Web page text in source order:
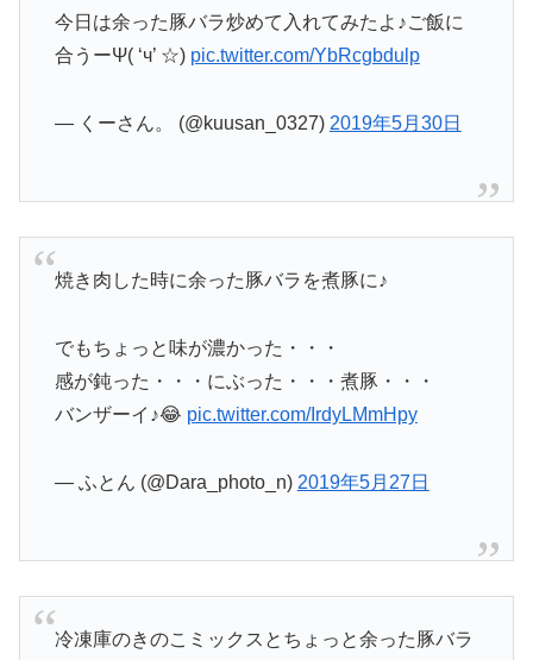
今日は余った豚バラ炒めて入れてみたよ♪ご飯に
合うーΨ( ‘ч’ ☆) pic.twitter.com/YbRcgbdulp
— くーさん。 (@kuusan_0327) 2019年5月30日
焼き肉した時に余った豚バラを煮豚に♪
でもちょっと味が濃かった・・・
感が鈍った・・・にぶった・・・煮豚・・・
バンザーイ♪😂 pic.twitter.com/IrdyLMmHpy
— ふとん (@Dara_photo_n) 2019年5月27日
冷凍庫のきのこミックスとちょっと余った豚バラ